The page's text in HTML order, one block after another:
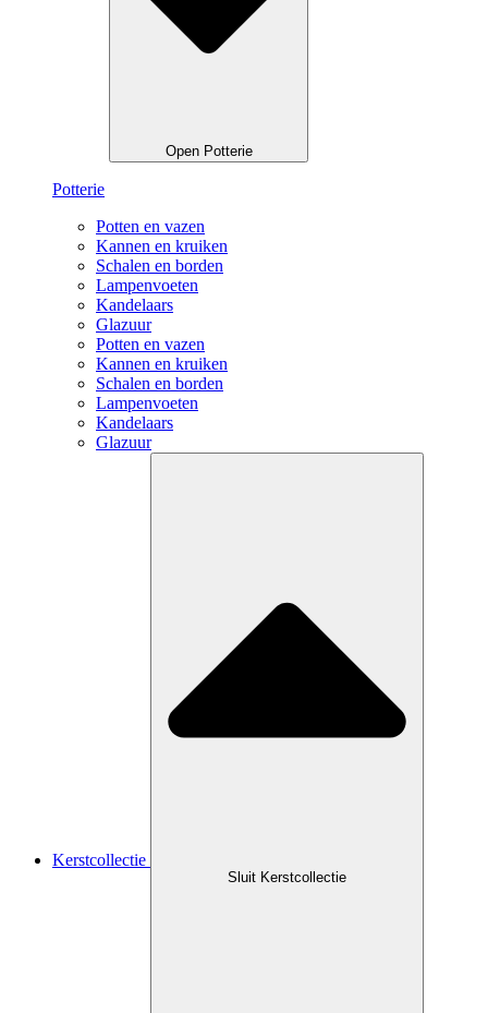
Open Potterie
Potterie
Potten en vazen
Kannen en kruiken
Schalen en borden
Lampenvoeten
Kandelaars
Glazuur
Potten en vazen
Kannen en kruiken
Schalen en borden
Lampenvoeten
Kandelaars
Glazuur
Kerstcollectie
Sluit Kerstcollectie